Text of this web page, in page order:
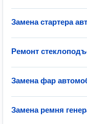
Замена стартера
Ремонт
Замена фар
Замена ремня